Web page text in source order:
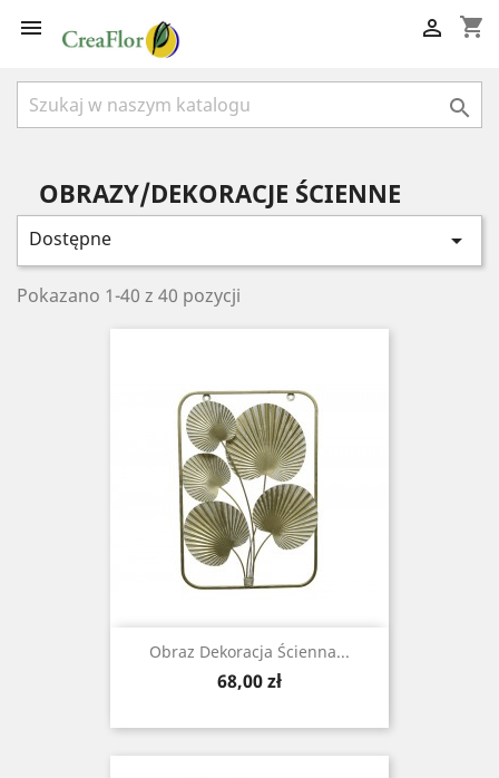
 shopping_cart


OBRAZY/DEKORACJE ŚCIENNE
Dostępne 
Pokazano 1-40 z 40 pozycji
Obraz Dekoracja Ścienna...
Cena
68,00 zł